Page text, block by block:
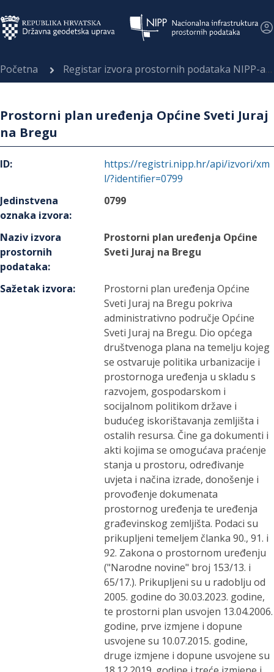
Početna Registar izvora prostornih podataka NIPP-a
Prostorni plan uređenja Općine Sveti Juraj
na Bregu
ID:
https://registri.nipp.hr/api/izvori/xm
l/?identifier=0799
Jedinstvena
oznaka izvora:
0799
Naziv izvora
prostornih
podataka:
Prostorni plan uređenja Općine
Sveti Juraj na Bregu
Sažetak izvora:
Prostorni plan uređenja Općine
Sveti Juraj na Bregu pokriva
administrativno područje Općine
Sveti Juraj na Bregu. Dio općega
društvenoga plana na temelju kojeg
se ostvaruje politika urbanizacije i
prostornoga uređenja u skladu s
razvojem, gospodarskom i
socijalnom politikom države i
budućeg iskorištavanja zemljišta i
ostalih resursa. Čine ga dokumenti i
akti kojima se omogućava praćenje
stanja u prostoru, određivanje
uvjeta i načina izrade, donošenje i
provođenje dokumenata
prostornog uređenja te uređenja
građevinskog zemljišta. Podaci su
prikupljeni temeljem članka 90., 91. i
92. Zakona o prostornom uređenju
("Narodne novine" broj 153/13. i
65/17.). Prikupljeni su u radoblju od
2005. godine do 30.03.2023. godine,
te prostorni plan usvojen 13.04.2006.
godine, prve izmjene i dopune
usvojene su 10.07.2015. godine,
druge izmjene i dopune usvojene su